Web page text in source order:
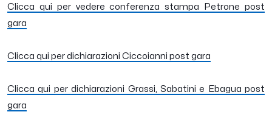
Clicca qui per vedere conferenza stampa Petrone post
gara
Clicca qui per dichiarazioni Ciccoianni post gara
Clicca qui per dichiarazioni Grassi, Sabatini e Ebagua post
gara